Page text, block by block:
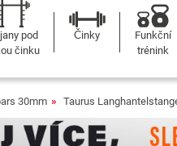
pod
činku
Činky
Funkční
trénink
30mm Taurus